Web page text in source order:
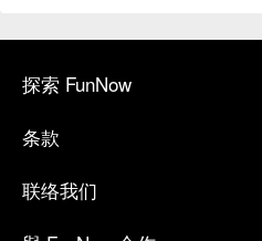
探索 FunNow
条款
联络我们